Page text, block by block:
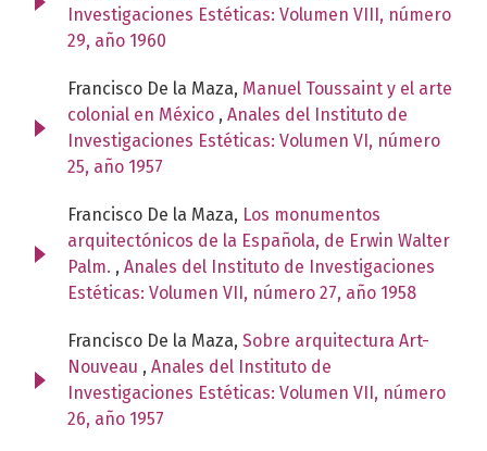
Investigaciones Estéticas: Volumen VIII, número
29, año 1960
Francisco De la Maza, Manuel Toussaint y el arte
colonial en México , Anales del Instituto de
Investigaciones Estéticas: Volumen VI, número
25, año 1957
Francisco De la Maza, Los monumentos
arquitectónicos de la Española, de Erwin Walter
Palm. , Anales del Instituto de Investigaciones
Estéticas: Volumen VII, número 27, año 1958
Francisco De la Maza, Sobre arquitectura Art-
Nouveau , Anales del Instituto de
Investigaciones Estéticas: Volumen VII, número
26, año 1957